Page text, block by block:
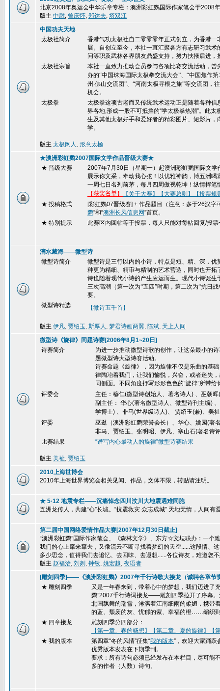
北京2008年奥运会中华乐章专栏：澳洲彩虹鹦国际作家笔会于2008
版主 中尉, 曾庆怀, 郑达夫, 塔双江
中国功夫天地
太极社简介
香港气功太极社自二零零零年正式创立，为香港
展。自创立至今，本社一直汇聚各方有志研习武
问等职及武林各界朋友鼎盛支持，努力扶掖后进，
太极社宗旨
本社一直致力推动会员参与各项比赛交流活动，
办的“中国珠海国际太极拳交流大会”、“中国焦作
州 ‧佛山交流团”、“河南太极寻根之旅”等交流团，
机会。
太极拳
太极拳这项古老而又传统武术运动正是随着各种
界各地,形成一股不可抵挡的“学太极拳热潮”。此
生及其他太极好手和爱好者的精彩图片、短影片
学。
版主 太极闲人 , 形意太極
★澳洲彩虹鹦2007国际文学作品晋级大赛★
★ 晋级大赛
2007年7 月 30日（星期一）起澳洲彩虹鹦国际文
展示你文采，牵动我心弦！以优雅神韵，博五洲喝
一周七日名列前茅，每月四周傲视乾坤！纵情挥笔
【获奖名单】 【关于大赛】 【大赛总则】
【投票规
★ 投稿格式
[彩虹鹦07晋级赛] + 作品题目（注意：多于26汉字
鹦”和“澳洲长风信息网”首页。
★ 特别提示
此赛区内回帖等于投票，每人只能对每帖回复/投票
滴水藏海——微型诗
微型诗简介
微型诗是三行以内的小诗，特点是短、精、深，
种更为精细、精审与精制的艺术营造，同时也开
诗也随着现代小诗的产生应运而生。现代小诗诞
三次高潮（第一次为“五四”时期，第二次为“抗日
要。
微型诗精选
【微诗五千首】
版主 伊凡, 贾绍玉, 斯厚人 , 梦君诗画两翼, 陈斌, 天上人间
微型诗《旋律》同题诗赛[2006年8月1~20日]
诗赛简介
为进一步推动微型诗歌的创作，让这朵最小的
题微型诗大型诗赛活动。
诗赛命题《旋律》，因为旋律不仅是乐曲的基
律陶冶着我们，让我们愉悦，兴奋，或者迷失
同侧面。不同角度抒写形形色色的“旋律”所带给
评委会
主任：穆仁(微型诗创始人、著名诗人) 、巫朝
副主任： 华心(著名微型诗人、微型诗刊主编)
学博士) 、非马(世界级诗人)、 贾绍玉(兼)、美
评委
巫逖（澳洲彩虹鹦荣誉会长）、华心、姚园(著
非马、贾绍玉、张明昭、伊凡、寒山石(著名诗
比赛结果
“谱写内心最动人的旋律”微型诗赛结果
版主 美祉, 贾绍玉
2010上海世博会
2010年上海世界博览会相关见闻、作品，文体不限，转贴请注明。
★ 5·12 地震专栏——沉痛悼念四川汶川大地震遇难同胞
五洲龙传人，共建“心”长城。“抗震救灾 众志成城” 天地无情，人间
第二届中国网络爱情作品大赛[2007年12月30日截止]
“澳洲彩虹鹦”国际作家笔会、《森林文学》、东方☆文坛联办：一个
我们的心上窜来窜去，又像流云不断寻找着梦幻的天空......这段情、
多少思念，值得我们去追忆、去回味、去遐想......各位诗友，难道您
版主 赵福治, 刘剡 , 钟敏, 姚宏越, 夜语者
[雕刻四季]——《澳洲彩虹鹦》2007年千行诗歌大接龙（诚聘各章节
★ 雕刻四季
又是一年春来到，带着心中的梦想，我们迈进了
鹦”2007千行诗词接龙——雕刻四季拉开了序幕
北国飘舞的瑞雪，淋漓着江南细雨的柔媚，携
的蓝、颓废的灰、忧郁的紫、幸福的橙……编织
★ 四章接龙
雕刻四季分四部分：
【第一章、春的畅想】
【第二章、夏的旋律】
【
★ 我的版本
第四章“冬的风情”征集“我的版本”，欢迎大家踊
优秀版本发表在下期季刊。
要求：所有诗句必须已经发布在本栏目，尽可能
多的作者（人数）诗句。